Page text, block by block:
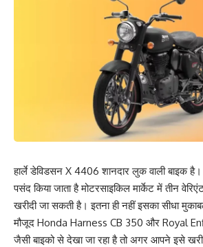
हार्ले डेविडसन X 4406 शानदार लुक वाली बाइक है।
पसंद किया जाता है मोटरसाइकिल मार्केट में तीन
खरीदी जा सकती है। इतना ही नहीं इसका सीधा
मौजूद Honda Harness CB 350 और Royal
जैसी बाइको से देखा जा रहा है तो अगर आपने इसे